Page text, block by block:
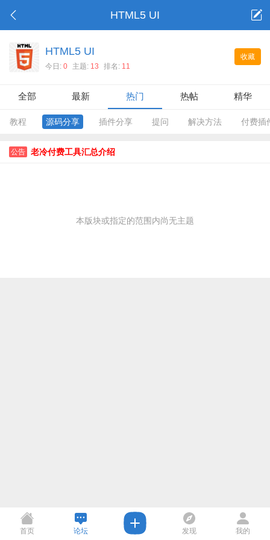
HTML5 UI
收藏
HTML5 UI
今日: 0 主题: 13 排名: 11
全部 最新 热门 热帖 精华
教程 源码分享 插件分享 提问 解决方法 付费插
公告 老冷付费工具汇总介绍
本版块或指定的范围内尚无主题
首页 论坛 发现 我的